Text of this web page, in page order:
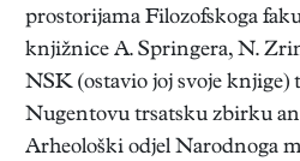
prostorijama Filozofskoga
knjižnice A. Springera, N.
NSK (ostavio joj svoje
Nugentovu trsatsku zbirku
Arheološki odjel Narodnoga